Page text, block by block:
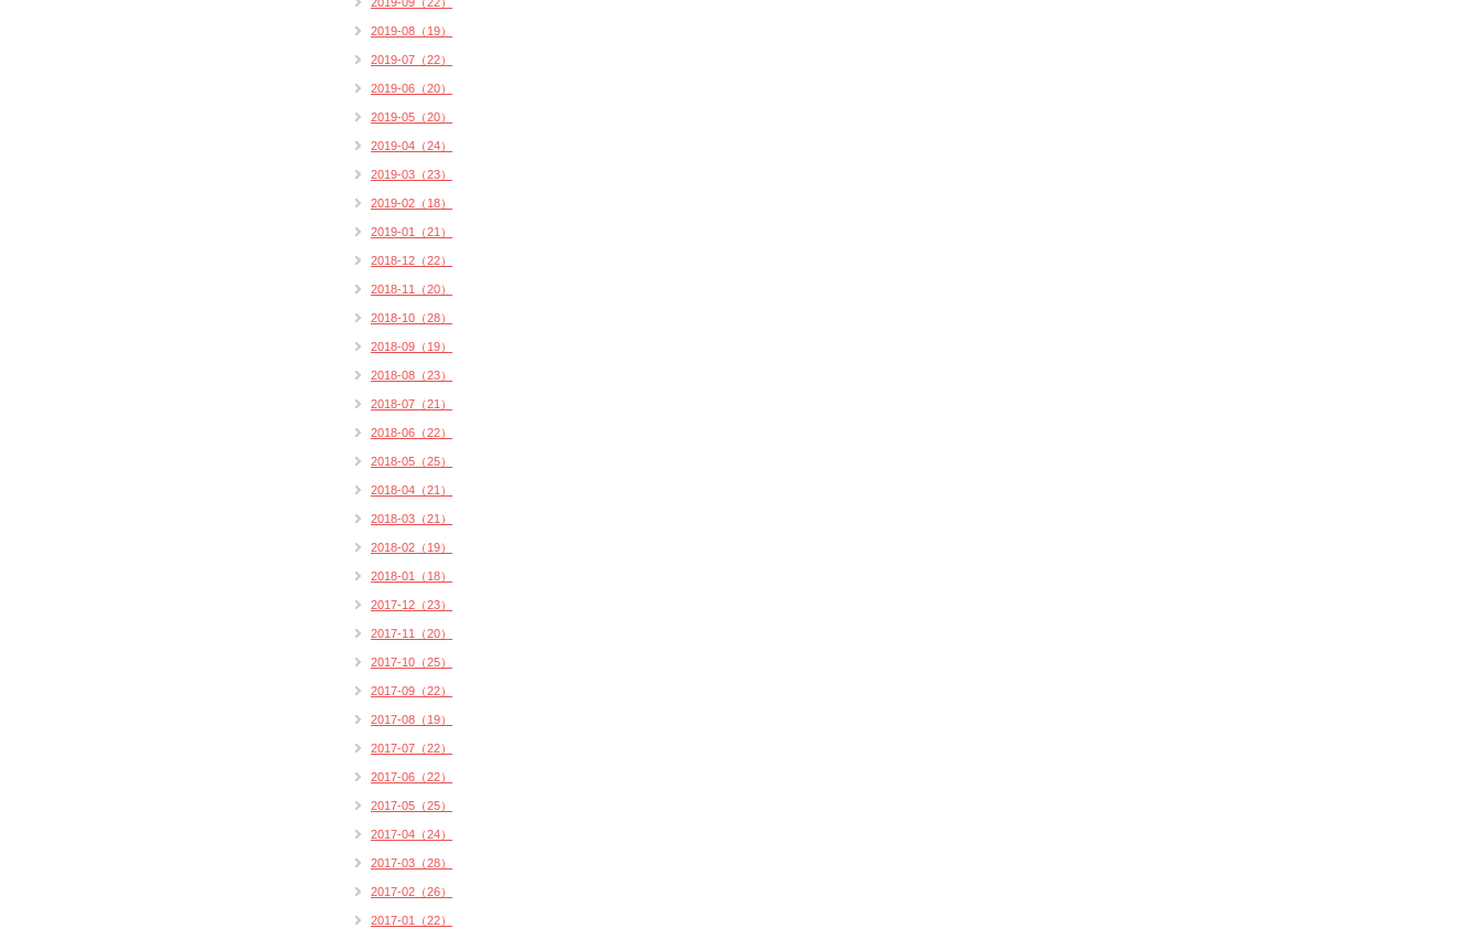
2019-08（19）
2019-07（22）
2019-06（20）
2019-05（20）
2019-04（24）
2019-03（23）
2019-02（18）
2019-01（21）
2018-12（22）
2018-11（20）
2018-10（28）
2018-09（19）
2018-08（23）
2018-07（21）
2018-06（22）
2018-05（25）
2018-04（21）
2018-03（21）
2018-02（19）
2018-01（18）
2017-12（23）
2017-11（20）
2017-10（25）
2017-09（22）
2017-08（19）
2017-07（22）
2017-06（22）
2017-05（25）
2017-04（24）
2017-03（28）
2017-02（26）
2017-01（22）